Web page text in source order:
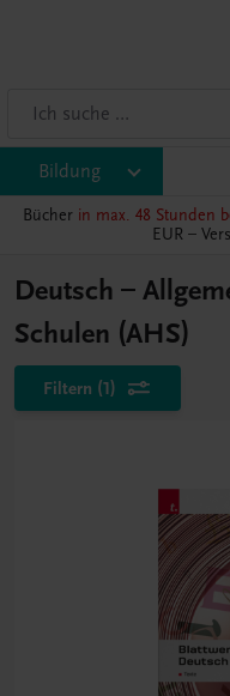
Bildung
Bücher in max. 48 Stunden
EUR –
Deutsch –
Schulen (AHS)
Filtern (1)